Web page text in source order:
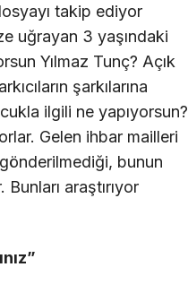
takip ediyor
uğrayan 3 yaşındaki
Yılmaz Tunç? Açık
şarkılarına
ilgili ne yapıyorsun?
Gelen ihbar mailleri
gönderilmediği, bunun
araştırıyor